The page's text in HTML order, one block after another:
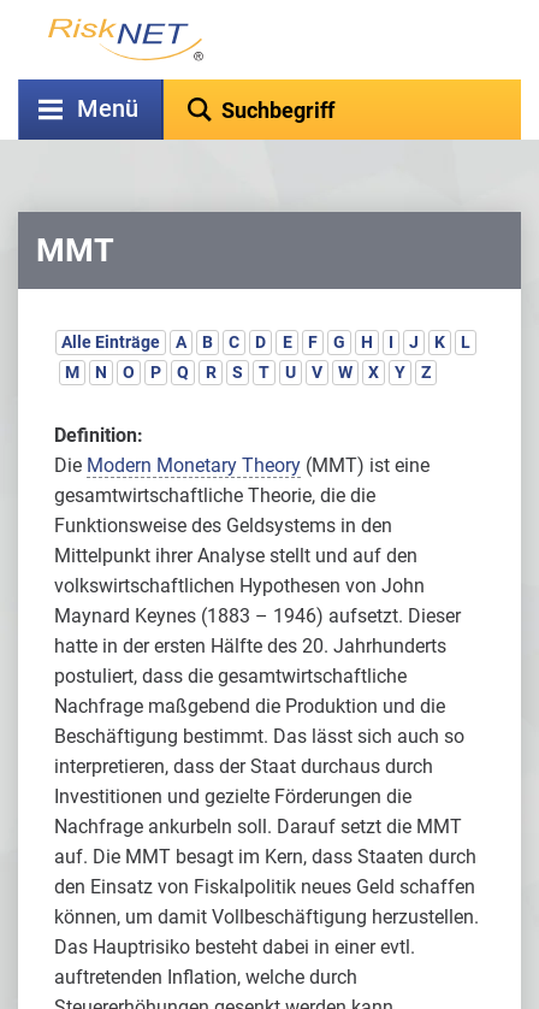
Menü
MMT
Alle Einträge A B C D E F G H I J K
L
M
N O P Q R S T U V W X Y Z
Definition:
Die Modern Monetary Theory (MMT) ist eine
gesamtwirtschaftliche Theorie, die die
Funktionsweise des Geldsystems in den
Mittelpunkt ihrer Analyse stellt und auf den
volkswirtschaftlichen Hypothesen von John
Maynard Keynes (1883 – 1946) aufsetzt. Dieser
hatte in der ersten Hälfte des 20. Jahrhunderts
postuliert, dass die gesamtwirtschaftliche
Nachfrage maßgebend die Produktion und die
Beschäftigung bestimmt. Das lässt sich auch so
interpretieren, dass der Staat durchaus durch
Investitionen und gezielte Förderungen die
Nachfrage ankurbeln soll. Darauf setzt die MMT
auf. Die MMT besagt im Kern, dass Staaten durch
den Einsatz von Fiskalpolitik neues Geld schaffen
können, um damit Vollbeschäftigung herzustellen.
Das Hauptrisiko besteht dabei in einer evtl.
auftretenden Inflation, welche durch